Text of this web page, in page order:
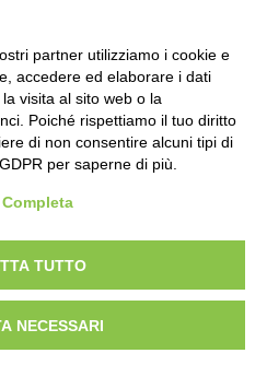
partner utilizziamo i cookie e
accedere ed elaborare i dati
visita al sito web o la
Poiché rispettiamo il tuo diritto
di non consentire alcuni tipi di
per saperne di più.
TUTTO
NECESSARI